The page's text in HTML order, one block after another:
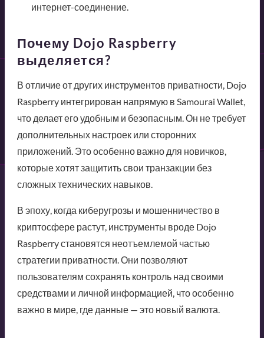
интернет-соединение.
Почему Dojo Raspberry
выделяется?
В отличие от других инструментов приватности, Dojo
Raspberry интегрирован напрямую в Samourai Wallet,
что делает его удобным и безопасным. Он не требует
дополнительных настроек или сторонних
приложений. Это особенно важно для новичков,
которые хотят защитить свои транзакции без
сложных технических навыков.
В эпоху, когда киберугрозы и мошенничество в
криптосфере растут, инструменты вроде Dojo
Raspberry становятся неотъемлемой частью
стратегии приватности. Они позволяют
пользователям сохранять контроль над своими
средствами и личной информацией, что особенно
важно в мире, где данные — это новый валюта.